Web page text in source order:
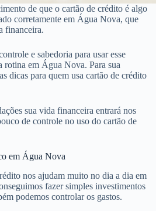
de que o cartão de crédito é algo
corretamente em Água Nova, que
financeira.
e sabedoria para usar esse
rotina em Água Nova. Para sua
dicas para quem usa cartão de crédito
sua vida financeira entrará nos
de controle no uso do cartão de
em Água Nova
nos ajudam muito no dia a dia em
fazer simples investimentos
podemos controlar os gastos.